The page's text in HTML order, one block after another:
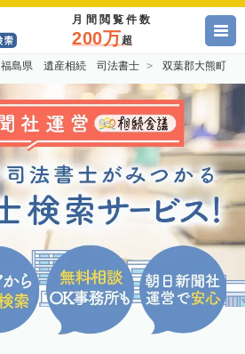
月間閲覧件数
200万超
福島県 遺産相続 司法書士 双葉郡大熊町